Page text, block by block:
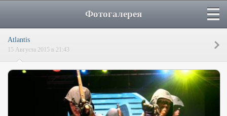
Фотогалерея
Atlantis
15 Августа 2015 в 21:43